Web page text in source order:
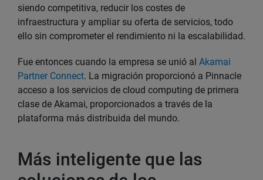
siendo competitiva, reducir los costes de
infraestructura y ampliar su oferta de servicios, todo
ello sin comprometer el rendimiento ni la escalabilidad.
Fue entonces cuando la empresa se unió al Akamai
Partner Connect. La migración proporcionó a Pinnacle
acceso a los servicios de cloud computing de primera
clase de Akamai, proporcionados a través de la
plataforma más distribuida del mundo.
Más inteligente que las